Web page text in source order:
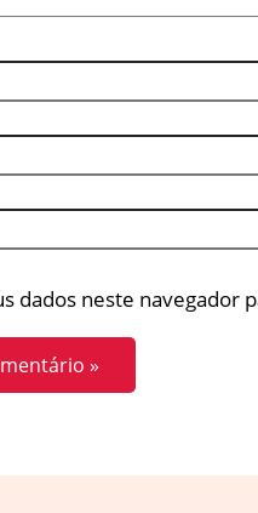
dados neste navegador